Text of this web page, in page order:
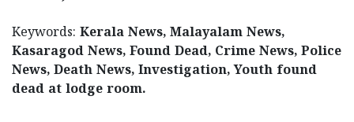
Keywords: Kerala News, Malayalam News,
Kasaragod News, Found Dead, Crime News, Police
News, Death News, Investigation, Youth found
dead at lodge room.